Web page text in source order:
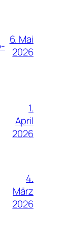
6. Mai
2026
1.
April
2026
4.
März
2026